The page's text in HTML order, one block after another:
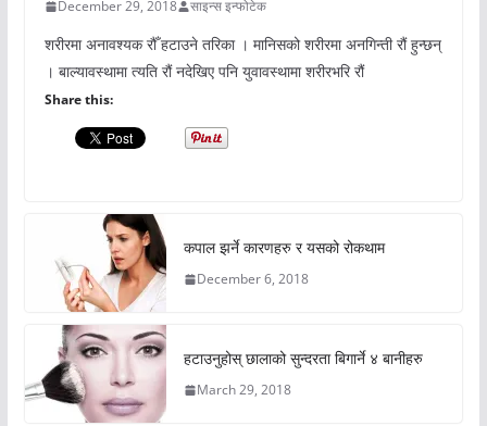
December 29, 2018 साइन्स इन्फोटेक
शरीरमा अनावश्यक रौँ हटाउने तरिका । मानिसको शरीरमा अनगिन्ती रौं हुन्छन्
। बाल्यावस्थामा त्यति रौं नदेखिए पनि युवावस्थामा शरीरभरि रौं
Share this:
कपाल झर्ने कारणहरु र यसको रोकथाम
December 6, 2018
हटाउनुहोस् छालाको सुन्दरता बिगार्ने ४ बानीहरु
March 29, 2018